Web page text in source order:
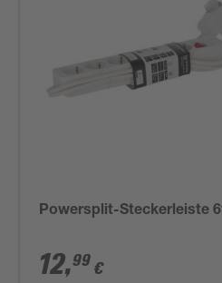
Powersplit-Steckerleiste
12,99 €